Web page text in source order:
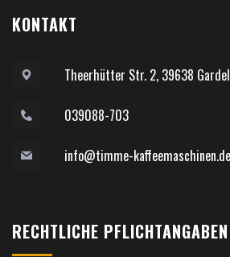
KONTAKT
Theerhütter Str. 2, 39638
039088-703
info@timme-kaffeemaschinen.de
RECHTLICHE PFLICHTANGABEN